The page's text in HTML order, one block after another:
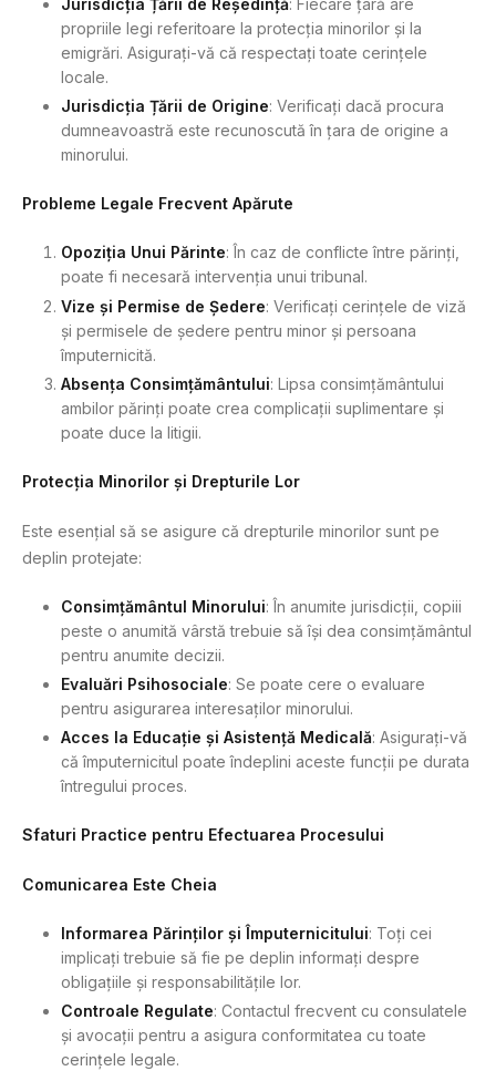
Jurisdicția Țării de Reședință: Fiecare țară are
propriile legi referitoare la protecția minorilor și la
emigrări. Asigurați-vă că respectați toate cerințele
locale.
Jurisdicția Țării de Origine: Verificați dacă procura
dumneavoastră este recunoscută în țara de origine a
minorului.
Probleme Legale Frecvent Apărute
Opoziția Unui Părinte: În caz de conflicte între părinți,
poate fi necesară intervenția unui tribunal.
Vize și Permise de Ședere: Verificați cerințele de viză
și permisele de ședere pentru minor și persoana
împuternicită.
Absența Consimțământului: Lipsa consimțământului
ambilor părinți poate crea complicații suplimentare și
poate duce la litigii.
Protecția Minorilor și Drepturile Lor
Este esențial să se asigure că drepturile minorilor sunt pe
deplin protejate:
Consimțământul Minorului: În anumite jurisdicții, copiii
peste o anumită vârstă trebuie să își dea consimțământul
pentru anumite decizii.
Evaluări Psihosociale: Se poate cere o evaluare
pentru asigurarea interesaților minorului.
Acces la Educație și Asistență Medicală: Asigurați-vă
că împuternicitul poate îndeplini aceste funcții pe durata
întregului proces.
Sfaturi Practice pentru Efectuarea Procesului
Comunicarea Este Cheia
Informarea Părinților și Împuternicitului: Toți cei
implicați trebuie să fie pe deplin informați despre
obligațiile și responsabilitățile lor.
Controale Regulate: Contactul frecvent cu consulatele
și avocații pentru a asigura conformitatea cu toate
cerințele legale.